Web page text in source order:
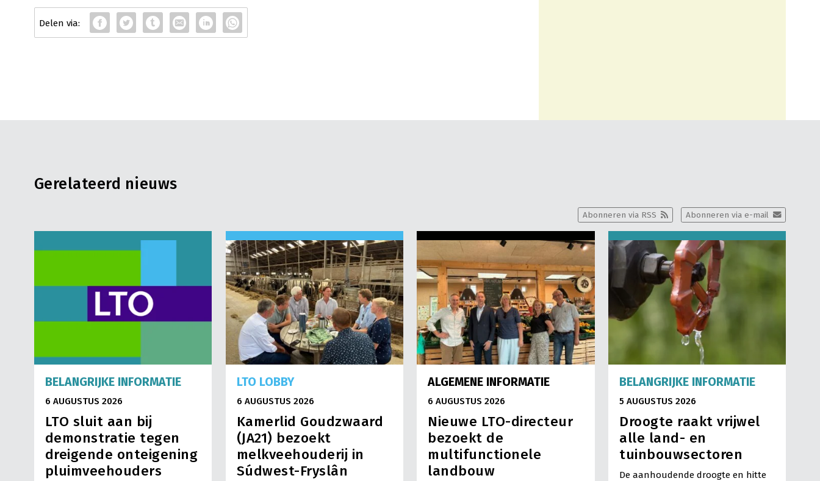
Gerelateerd nieuws
Abonneren via e-mail
Abonneren via RSS
BELANGRIJKE INFORMATIE
6 AUGUSTUS 2026
LTO sluit aan bij
demonstratie tegen
dreigende onteigening
pluimveehouders
LTO LOBBY
6 AUGUSTUS 2026
Kamerlid Goudzwaard
(JA21) bezoekt
melkveehouderij in
Súdwest-Fryslân
ALGEMENE INFORMATIE
6 AUGUSTUS 2026
Nieuwe LTO-directeur
bezoekt de
multifunctionele
landbouw
BELANGRIJKE INFORMATIE
5 AUGUSTUS 2026
Droogte raakt vrijwel
alle land- en
tuinbouwsectoren
De aanhoudende droogte en hitte